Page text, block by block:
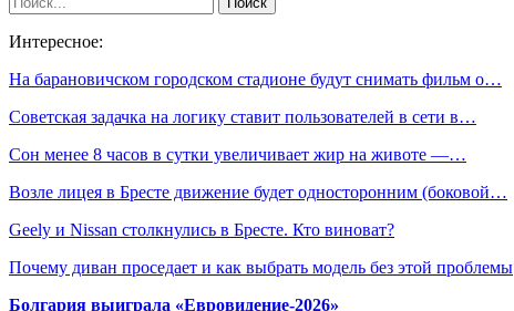
Интересное:
На барановичском городском стадионе будут снимать фильм о…
Советская задачка на логику ставит пользователей в сети в…
Сон менее 8 часов в сутки увеличивает жир на животе —…
Возле лицея в Бресте движение будет односторонним (боковой…
Geely и Nissan столкнулись в Бресте. Кто виноват?
Почему диван проседает и как выбрать модель без этой проблемы
Болгария выиграла «Евровидение-2026»